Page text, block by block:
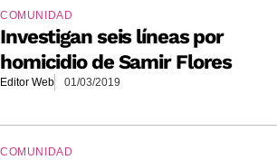
COMUNIDAD
Investigan seis líneas por
homicidio de Samir Flores
Editor Web 01/03/2019
COMUNIDAD